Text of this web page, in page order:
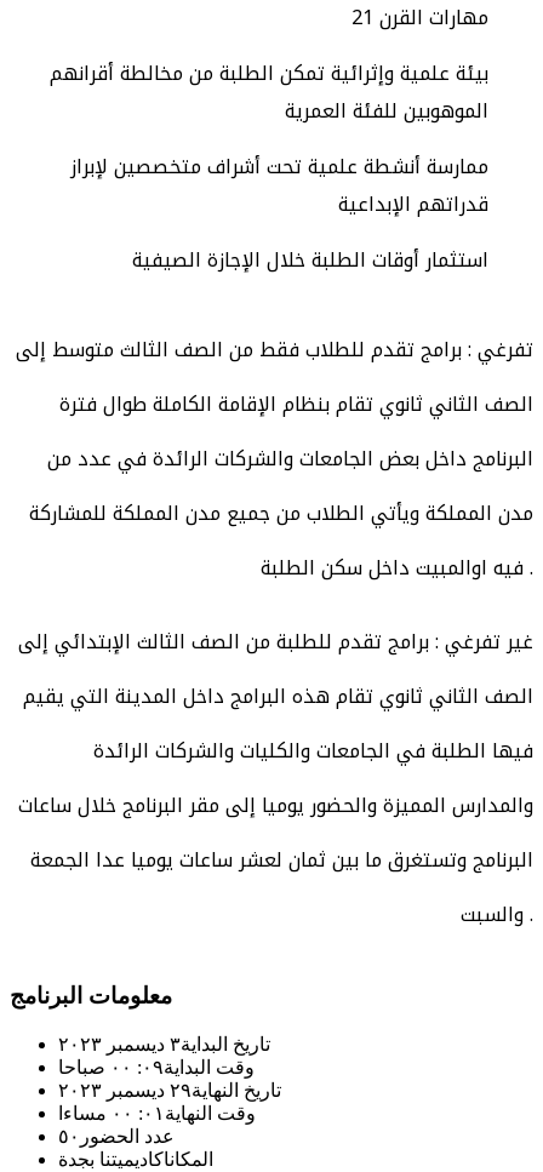
مهارات القرن 21
بيئة علمية وإثرائية تمكن الطلبة من مخالطة أقرانهم
الموهوبين للفئة العمرية
ممارسة أنشطة علمية تحت أشراف متخصصين لإبراز
قدراتهم الإبداعية
استثمار أوقات الطلبة خلال الإجازة الصيفية
تفرغي : برامج تقدم للطلاب فقط من الصف الثالث متوسط إلى
الصف الثاني ثانوي تقام بنظام الإقامة الكاملة طوال فترة
البرنامج داخل بعض الجامعات والشركات الرائدة في عدد من
مدن المملكة ويأتي الطلاب من جميع مدن المملكة للمشاركة
فيه اوالمبيت داخل سكن الطلبة .
غير تفرغي : برامج تقدم للطلبة من الصف الثالث الإبتدائي إلى
الصف الثاني ثانوي تقام هذه البرامج داخل المدينة التي يقيم
فيها الطلبة في الجامعات والكليات والشركات الرائدة
والمدارس المميزة والحضور يوميا إلى مقر البرنامج خلال ساعات
البرنامج وتستغرق ما بين ثمان لعشر ساعات يوميا عدا الجمعة
والسبت .​
معلومات البرنامج
تاريخ البداية٣ ديسمبر ٢٠٢٣
وقت البداية٠٩: ٠٠ صباحا
تاريخ النهاية٢٩ ديسمبر ٢٠٢٣
وقت النهاية ٠١: ٠٠ مساءا
عدد الحضور ٥٠
المكاناكاديميتنا بجدة